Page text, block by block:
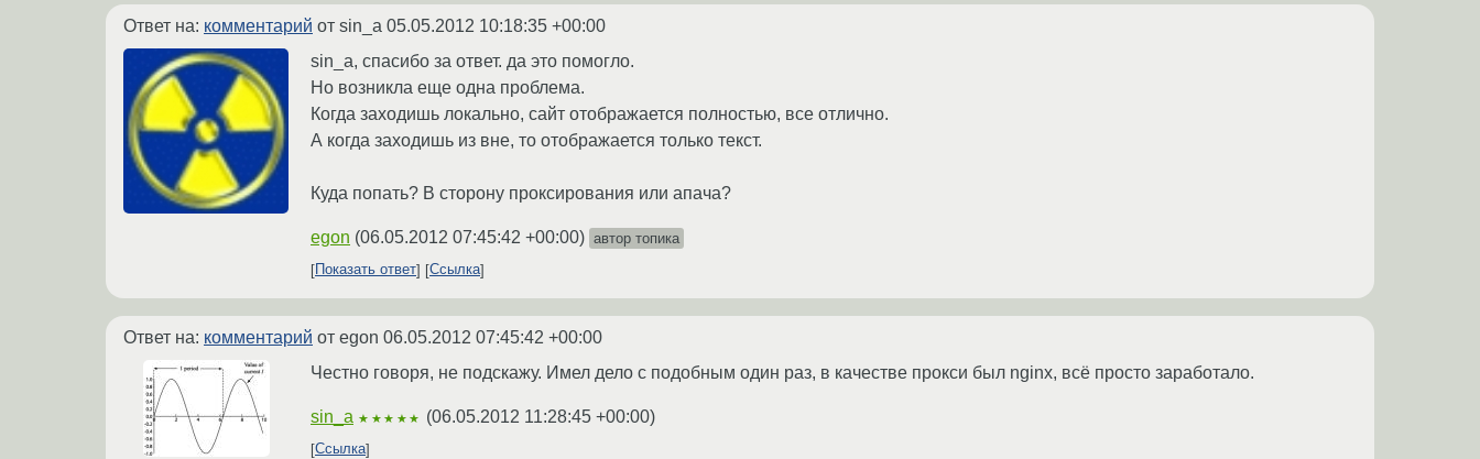
Ответ на: комментарий от sin_a 05.05.2012 10:18:35 +00:00
sin_a, спасибо за ответ. да это помогло.
Но возникла еще одна проблема.
Когда заходишь локально, сайт отображается полностью, все отлично.
А когда заходишь из вне, то отображается только текст.
Куда попать? В сторону проксирования или апача?
egon (06.05.2012 07:45:42 +00:00) автор топика
Показать ответ
Ссылка
Ответ на: комментарий от egon 06.05.2012 07:45:42 +00:00
Честно говоря, не подскажу. Имел дело с подобным один раз, в качестве прокси был nginx, всё просто заработало.
sin_a ★★★★★ (06.05.2012 11:28:45 +00:00)
Ссылка